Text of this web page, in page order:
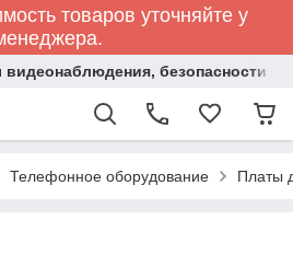
товаров уточняйте у
безопасности и
Телефонное оборудование Платы